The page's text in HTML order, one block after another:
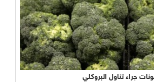
جراء تناول البروكلي